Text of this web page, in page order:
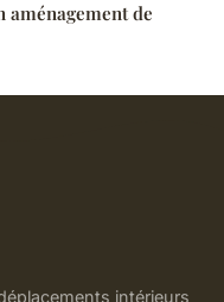
aménagement de
intérieurs